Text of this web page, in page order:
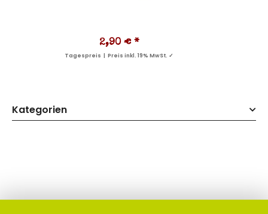
2,90 € *
Tagespreis | Preis inkl. 19% MwSt. ✓
Kategorien